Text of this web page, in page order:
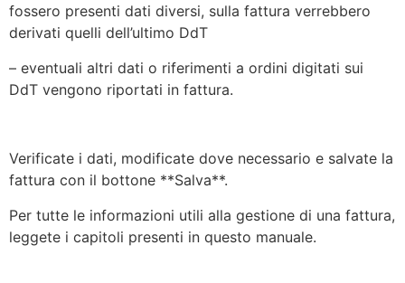
fossero presenti dati diversi, sulla fattura verrebbero
derivati quelli dell’ultimo DdT
– eventuali altri dati o riferimenti a ordini digitati sui
DdT vengono riportati in fattura.
Verificate i dati, modificate dove necessario e salvate la
fattura con il bottone **Salva**.
Per tutte le informazioni utili alla gestione di una fattura,
leggete i capitoli presenti in questo manuale.